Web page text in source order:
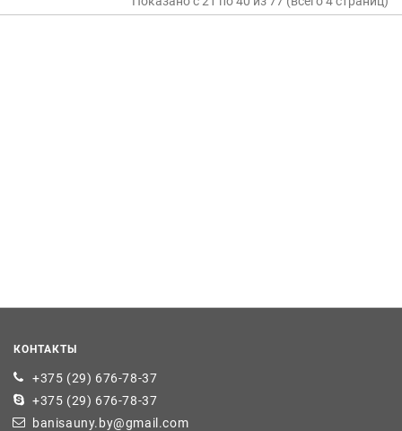
КОНТАКТЫ
+375 (29) 676-78-37
+375 (29) 676-78-37
banisauny.by@gmail.com